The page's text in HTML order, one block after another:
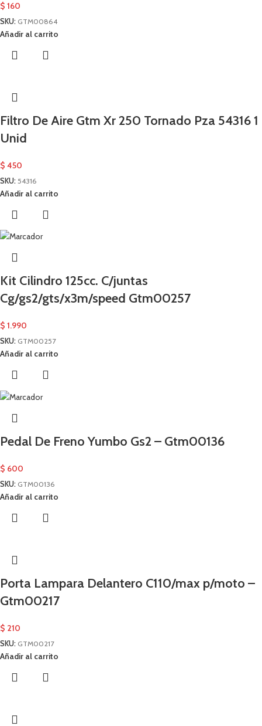
$ 160
SKU: GTM00864
Añadir al carrito
Filtro De Aire Gtm Xr 250 Tornado Pza 54316 1
Unid
$ 450
SKU: 54316
Añadir al carrito
Kit Cilindro 125cc. C/juntas
Cg/gs2/gts/x3m/speed Gtm00257
$ 1.990
SKU: GTM00257
Añadir al carrito
Pedal De Freno Yumbo Gs2 – Gtm00136
$ 600
SKU: GTM00136
Añadir al carrito
Porta Lampara Delantero C110/max p/moto –
Gtm00217
$ 210
SKU: GTM00217
Añadir al carrito